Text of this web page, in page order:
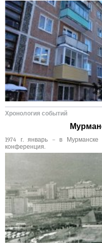
Хронология событий
1974 г. январь – в Мурманске
конференция.